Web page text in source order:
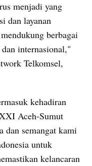
menjadi yang
dan layanan
berbagai
internasional,"
Telkomsel,
kehadiran
Aceh-Sumut
dan semangat kami
untuk
kelancaran